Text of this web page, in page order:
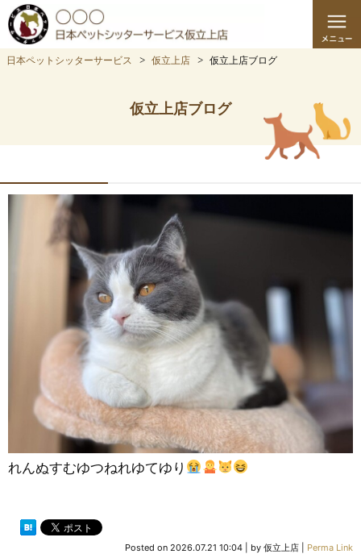
日本ペットシッターサービス 仮立上店 仮立上店ブログ
仮立上店ブログ
れんぬすむゆつねれゆてゆり
Posted on 2026.07.21 10:04 by 仮立上店 Perma Link